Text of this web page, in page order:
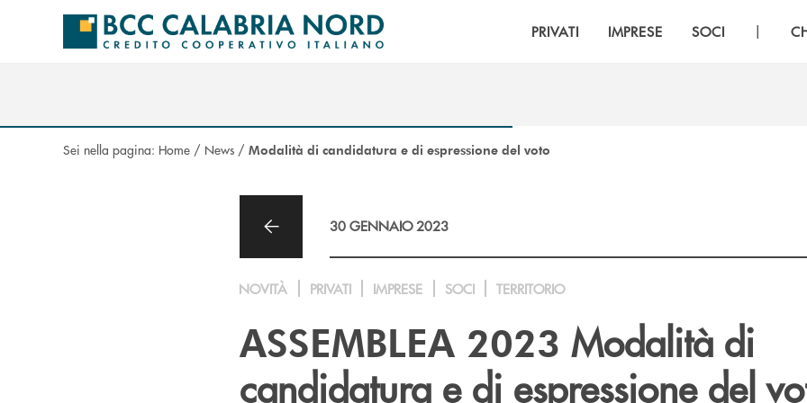
Salta al contenuto principale
PRIVATI IMPRESE SOCI |
Sei nella pagina: Home / News / Modalità di candidatura e di espressione del voto
30 GENNAIO 2023
NOVITÀ PRIVATI IMPRESE SOCI TERRITORIO
ASSEMBLEA 2023 Modalità di
candidatura e di espressione del